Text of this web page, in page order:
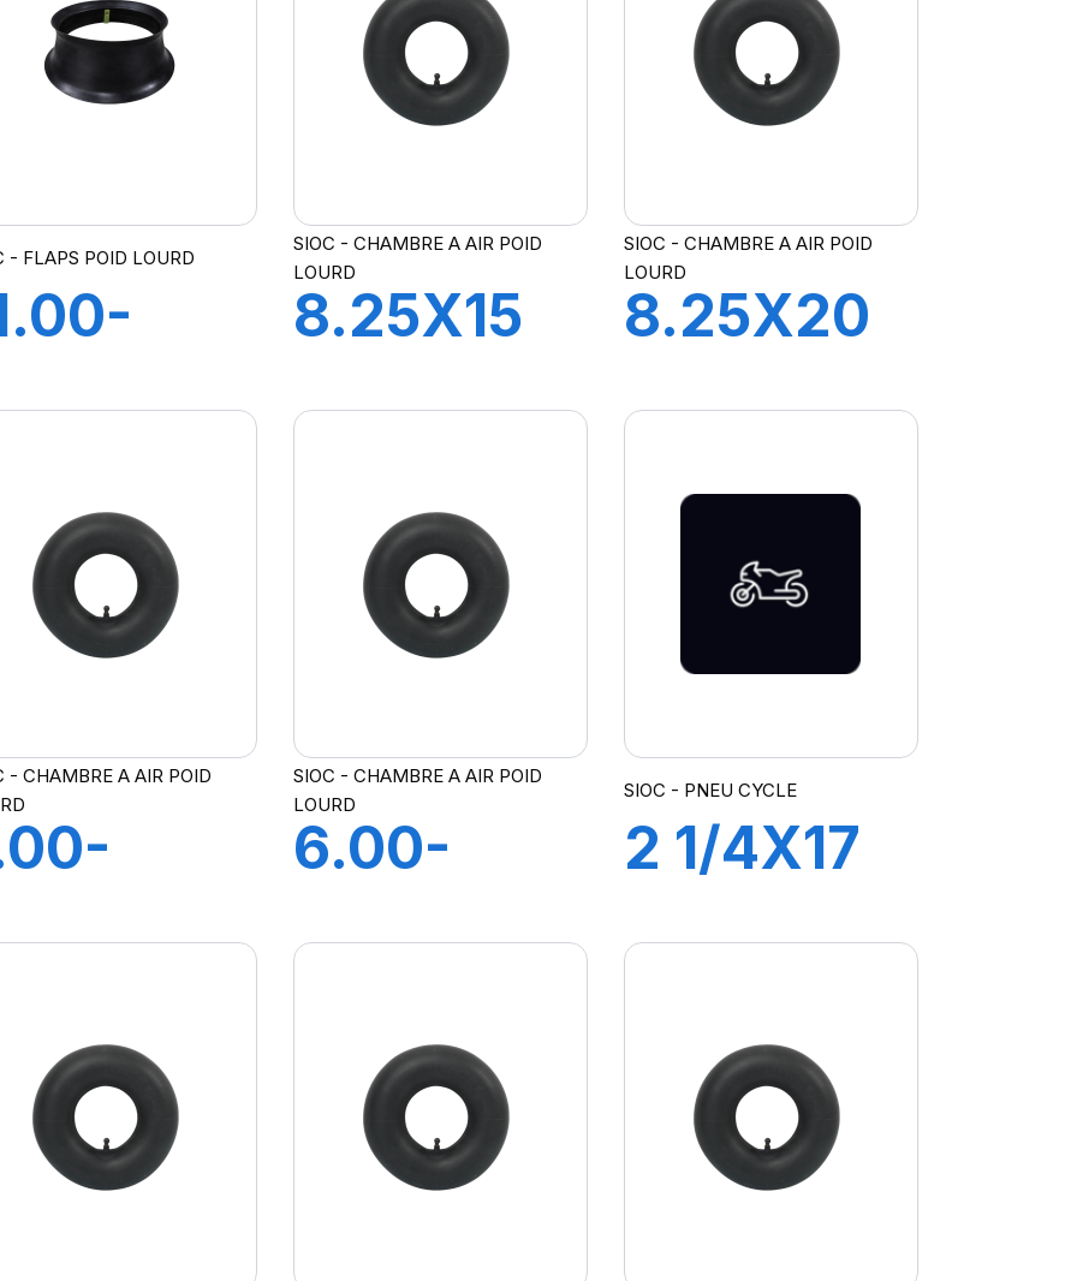
- FLAPS POID LOURD
SIOC - CHAMBRE A AIR POID
LOURD
8.25X15
SIOC - CHAMBRE A AIR POID
LOURD
8.25X20
- CHAMBRE A AIR POID
SIOC - CHAMBRE A AIR POID
LOURD
6.00-
CAOUTCHOUC
SIOC - PNEU CYCLE
2 1/4X17